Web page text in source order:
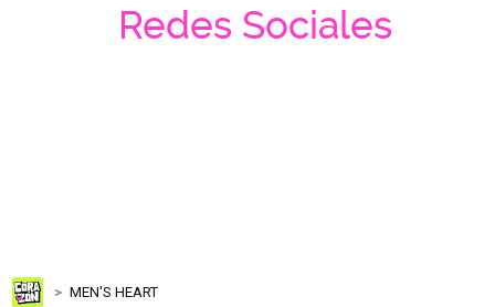
Redes Sociales
MEN'S HEART